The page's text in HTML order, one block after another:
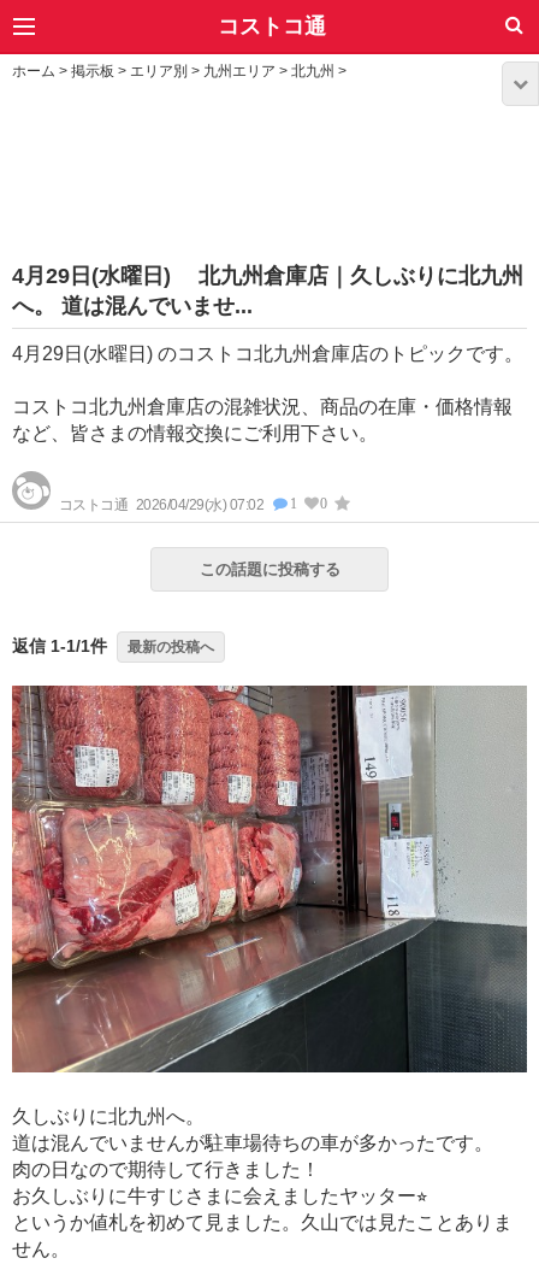
コストコ通
ホーム > 掲示板 > エリア別 > 九州エリア > 北九州 >
4月29日(水曜日) 北九州倉庫店｜久しぶりに北九州
へ。 道は混んでいませ...
4月29日(水曜日) のコストコ北九州倉庫店のトピックです。
コストコ北九州倉庫店の混雑状況、商品の在庫・価格情報
など、皆さまの情報交換にご利用下さい。
コストコ通 2026/04/29(水) 07:02 1 0
この話題に投稿する
返信 1-1/1件 最新の投稿へ
久しぶりに北九州へ。
道は混んでいませんが駐車場待ちの車が多かったです。
肉の日なので期待して行きました！
お久しぶりに牛すじさまに会えましたヤッター⭐︎
というか値札を初めて見ました。久山では見たことありま
せん。